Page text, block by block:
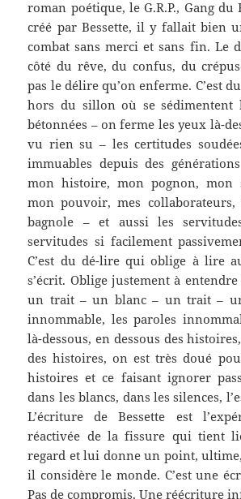
roman poétique, le G.R.P., Gang du
créé par Bessette, il y fallait bien
combat sans merci et sans fin. Le
côté du rêve, du confus, du
pas le délire qu’on enferme. C’est
hors du sillon où se sédimentent
bétonnées – on ferme les yeux là-
vu rien su – les certitudes
immuables depuis des
mon histoire, mon pognon, mon
mon pouvoir, mes
bagnole – et aussi les
servitudes si facilement
C’est du dé-lire qui oblige à lire
s’écrit. Oblige justement à
un trait – un blanc – un trait –
innommable, les paroles
là-dessous, en dessous des
des histoires, on est très doué
histoires et ce faisant ignorer
dans les blancs, dans les silences,
L’écriture de Bessette est
réactivée de la fissure qui tient
regard et lui donne un point,
il considère le monde. C’est une
Pas de compromis. Une réécriture